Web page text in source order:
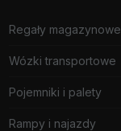
Regały magazynowe
Wózki transportowe
Pojemniki i palety
Rampy i najazdy